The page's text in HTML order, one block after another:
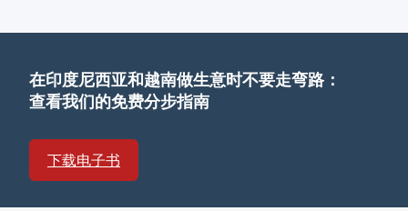
在印度尼西亚和越南做生意时不要走弯路：
查看我们的免费分步指南
下载电子书